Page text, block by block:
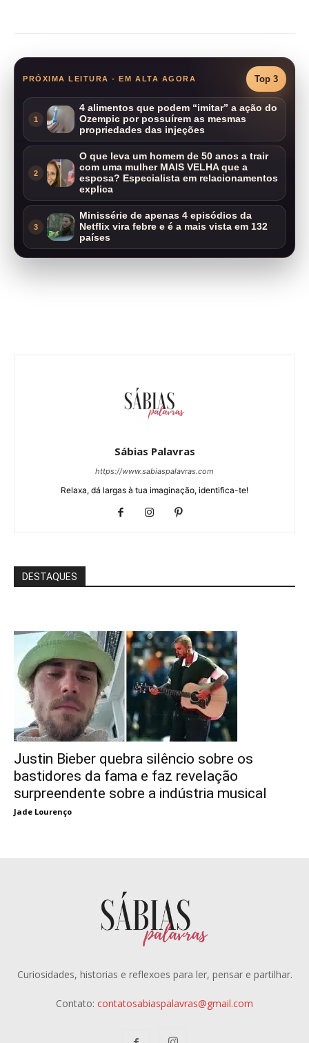
PRÓXIMA LEITURA - EM ALTA AGORA Top 3
1
4 alimentos que podem “imitar” a ação do
Ozempic por possuírem as mesmas
propriedades das injeções
2
O que leva um homem de 50 anos a trair
com uma mulher MAIS VELHA que a
esposa? Especialista em relacionamentos
explica
3
Minissérie de apenas 4 episódios da
Netflix vira febre e é a mais vista em 132
países
Sábias Palavras
https://www.sabiaspalavras.com
Relaxa, dá largas à tua imaginação, identifica-te!
DESTAQUES
Justin Bieber quebra silêncio sobre os
bastidores da fama e faz revelação
surpreendente sobre a indústria musical
Jade Lourenço
Curiosidades, historias e reflexoes para ler, pensar e partilhar.
Contato: contatosabiaspalavras@gmail.com